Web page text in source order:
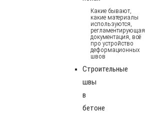
Какие бывают,
какие материалы
используются,
регламентирующая
документация, всё
про устройство
деформационных
швов
Строительные
швы
в
бетоне